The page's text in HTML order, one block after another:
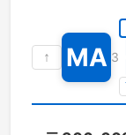
↑ MA 3